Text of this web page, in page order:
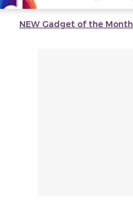
NEW Gadget of the Month